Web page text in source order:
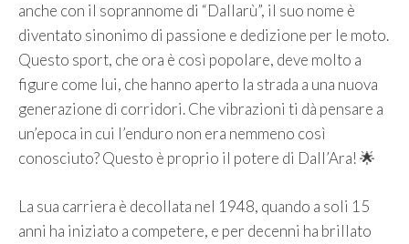
anche con il soprannome di “Dallarù”, il suo nome è
diventato sinonimo di passione e dedizione per le moto.
Questo sport, che ora è così popolare, deve molto a
figure come lui, che hanno aperto la strada a una nuova
generazione di corridori. Che vibrazioni ti dà pensare a
un’epoca in cui l’enduro non era nemmeno così
conosciuto? Questo è proprio il potere di Dall’Ara! 🌟
La sua carriera è decollata nel 1948, quando a soli 15
anni ha iniziato a competere, e per decenni ha brillato